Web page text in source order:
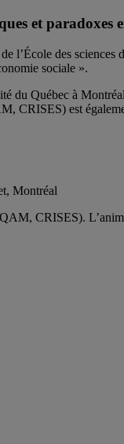
et paradoxes
l’École des
sociale ».
Québec à
CRISES) est
Montréal
CRISES).